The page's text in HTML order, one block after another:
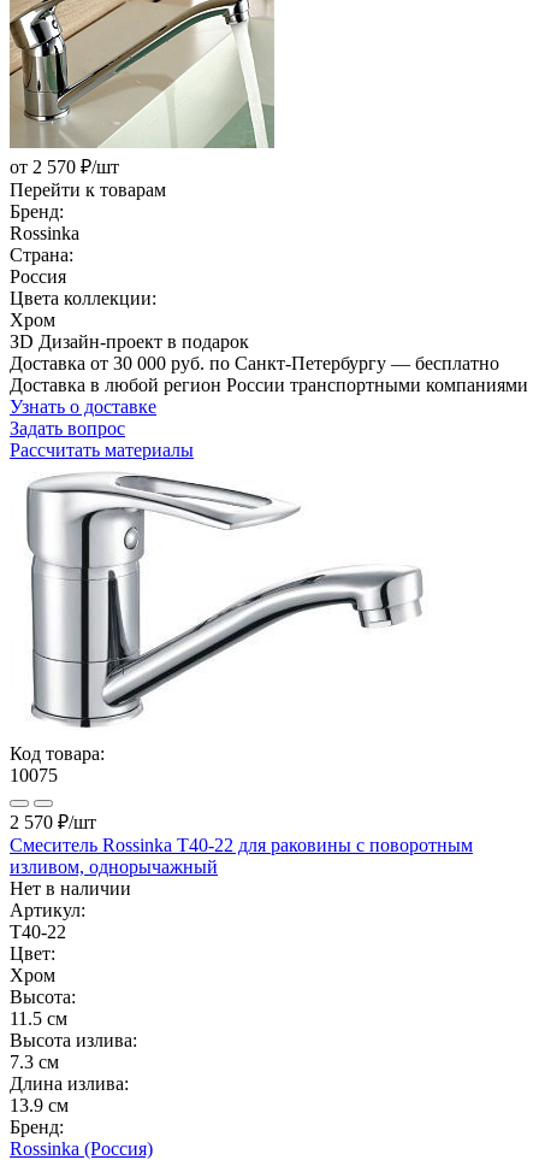
от 2 570 ₽/шт
Перейти к товарам
Бренд:
Rossinka
Страна:
Россия
Цвета коллекции:
Хром
ЗD Дизайн-проект в подарок
Доставка от 30 000 руб. по Санкт-Петербургу — бесплатно
Доставка в любой регион России транспортными компаниями
Узнать о доставке
Задать вопрос
Рассчитать материалы
Код товара:
10075
2 570 ₽/шт
Смеситель Rossinka T40-22 для раковины с поворотным
изливом, однорычажный
Нет в наличии
Артикул:
T40-22
Цвет:
Хром
Высота:
11.5 см
Высота излива:
7.3 см
Длина излива:
13.9 см
Бренд:
Rossinka (Россия)